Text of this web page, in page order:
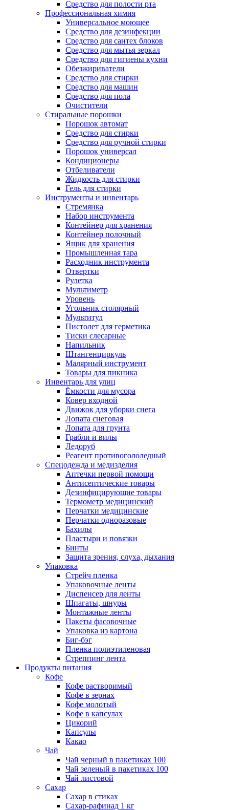
Средство для полости рта
Профессиональная химия
Универсальное моющее
Средство для дезинфекции
Средство для сантех блоков
Средство для мытья зеркал
Средство для гигиены кухни
Обезжириватели
Средство для стирки
Средство для машин
Средство для пола
Очистители
Стиральные порошки
Порошок автомат
Средство для стирки
Средство для ручной стирки
Порошок универсал
Кондиционеры
Отбеливатели
Жидкость для стирки
Гель для стирки
Инструменты и инвентарь
Стремянка
Набор инструмента
Контейнер для хранения
Контейнер полочный
Ящик для хранения
Промышленная тара
Расходник инструмента
Отвертки
Рулетка
Мультиметр
Уровень
Угольник столярный
Мультитул
Пистолет для герметика
Тиски слесарные
Напильник
Штангенциркуль
Малярный инструмент
Товары для пикника
Инвентарь для улиц
Ёмкости для мусора
Ковер входной
Движок для уборки снега
Лопата снеговая
Лопата для грунта
Грабли и вилы
Ледоруб
Реагент противогололедный
Спецодежда и медизделия
Аптечки первой помощи
Антисептические товары
Дезинфицирующие товары
Термометр медицинский
Перчатки медицинские
Перчатки одноразовые
Бахилы
Пластыри и повязки
Бинты
Защита зрения, слуха, дыхания
Упаковка
Стрейч пленка
Упаковочные ленты
Диспенсер для ленты
Шпагаты, шнуры
Монтажные ленты
Пакеты фасовочные
Упаковка из картона
Биг-бэг
Пленка полиэтиленовая
Стреппинг лента
Продукты питания
Кофе
Кофе растворимый
Кофе в зернах
Кофе молотый
Кофе в капсулах
Цикорий
Капсулы
Какао
Чай
Чай черный в пакетиках 100
Чай зеленый в пакетиках 100
Чай листовой
Сахар
Сахар в стиках
Сахар-рафинад 1 кг